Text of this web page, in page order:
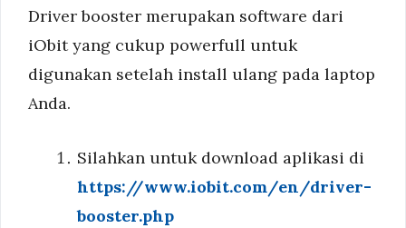
Driver booster merupakan software dari
iObit yang cukup powerfull untuk
digunakan setelah install ulang pada laptop
Anda.
Silahkan untuk download aplikasi di
https://www.iobit.com/en/driver-
booster.php